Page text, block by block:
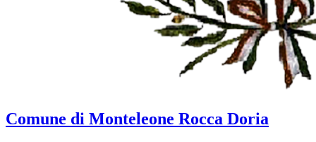
Comune di Monteleone Rocca Doria